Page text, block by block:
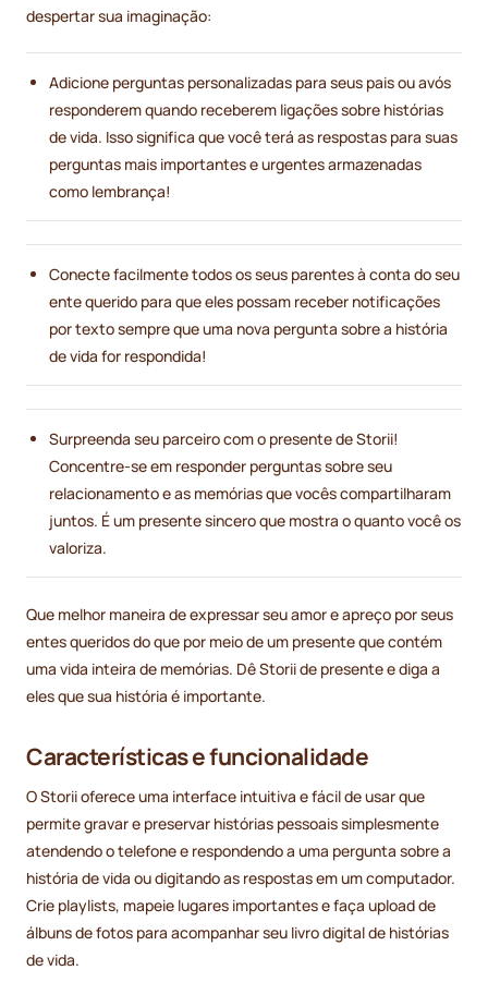
despertar sua imaginação:
Adicione perguntas personalizadas para seus pais ou avós
responderem quando receberem ligações sobre histórias
de vida. Isso significa que você terá as respostas para suas
perguntas mais importantes e urgentes armazenadas
como lembrança!
Conecte facilmente todos os seus parentes à conta do seu
ente querido para que eles possam receber notificações
por texto sempre que uma nova pergunta sobre a história
de vida for respondida!
Surpreenda seu parceiro com o presente de Storii!
Concentre-se em responder perguntas sobre seu
relacionamento e as memórias que vocês compartilharam
juntos. É um presente sincero que mostra o quanto você os
valoriza.
Que melhor maneira de expressar seu amor e apreço por seus
entes queridos do que por meio de um presente que contém
uma vida inteira de memórias. Dê Storii de presente e diga a
eles que sua história é importante.
Características e funcionalidade
O Storii oferece uma interface intuitiva e fácil de usar que
permite gravar e preservar histórias pessoais simplesmente
atendendo o telefone e respondendo a uma pergunta sobre a
história de vida ou digitando as respostas em um computador.
Crie playlists, mapeie lugares importantes e faça upload de
álbuns de fotos para acompanhar seu livro digital de histórias
de vida.